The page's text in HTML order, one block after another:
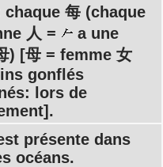
每 (chaque
人 =
a une
) [母 = femme 女
gonflés
lors de
présente dans
océans.